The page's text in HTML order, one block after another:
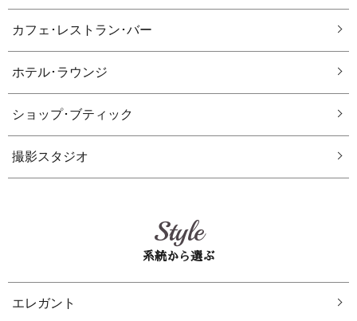
カフェ･レストラン･バー
ホテル･ラウンジ
ショップ･ブティック
撮影スタジオ
Style
系統から選ぶ
エレガント